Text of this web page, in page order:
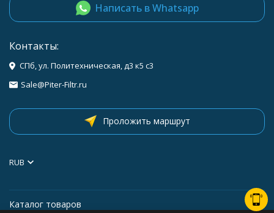
Написать в Whatsapp
Контакты:
СПб, ул. Политехническая, д3 к5 с3
Sale@Piter-Filtr.ru
Проложить маршрут
RUB
Каталог товаров